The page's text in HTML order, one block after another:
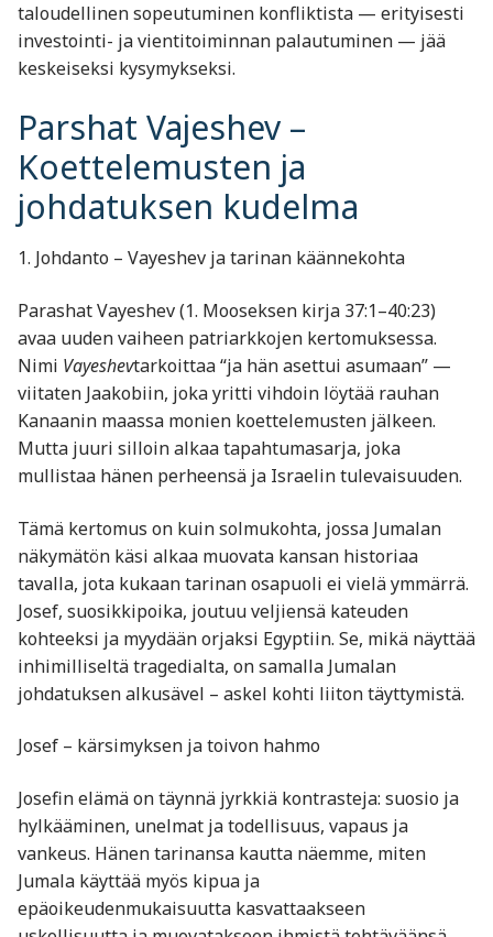
taloudellinen sopeutuminen konfliktista — erityisesti
investointi- ja vientitoiminnan palautuminen — jää
keskeiseksi kysymykseksi.
Parshat Vajeshev –
Koettelemusten ja
johdatuksen kudelma
1. Johdanto – Vayeshev ja tarinan käännekohta
Parashat Vayeshev (1. Mooseksen kirja 37:1–40:23)
avaa uuden vaiheen patriarkkojen kertomuksessa.
Nimi Vayeshevtarkoittaa “ja hän asettui asumaan” —
viitaten Jaakobiin, joka yritti vihdoin löytää rauhan
Kanaanin maassa monien koettelemusten jälkeen.
Mutta juuri silloin alkaa tapahtumasarja, joka
mullistaa hänen perheensä ja Israelin tulevaisuuden.
Tämä kertomus on kuin solmukohta, jossa Jumalan
näkymätön käsi alkaa muovata kansan historiaa
tavalla, jota kukaan tarinan osapuoli ei vielä ymmärrä.
Josef, suosikkipoika, joutuu veljiensä kateuden
kohteeksi ja myydään orjaksi Egyptiin. Se, mikä näyttää
inhimilliseltä tragedialta, on samalla Jumalan
johdatuksen alkusävel – askel kohti liiton täyttymistä.
Josef – kärsimyksen ja toivon hahmo
Josefin elämä on täynnä jyrkkiä kontrasteja: suosio ja
hylkääminen, unelmat ja todellisuus, vapaus ja
vankeus. Hänen tarinansa kautta näemme, miten
Jumala käyttää myös kipua ja
epäoikeudenmukaisuutta kasvattaakseen